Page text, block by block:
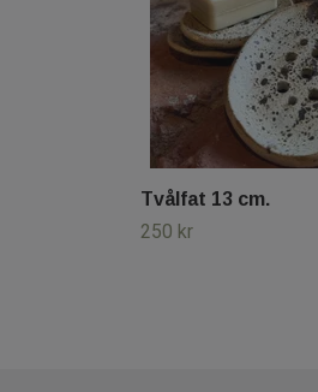
Tvålfat 13 cm.
250 kr